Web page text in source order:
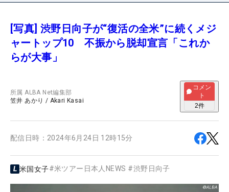
[写真] 渋野日向子が“復活の全米”に続くメジ
ャートップ10 不振から脱却宣言「これか
らが大事」
所属ALBA Net編集部
笠井 あかり / Akari Kasai
コメン
ト
2件
配信日時： 2024年6月24日 12時15分
米国女子#米ツアー日本人NEWS #渋野日向子